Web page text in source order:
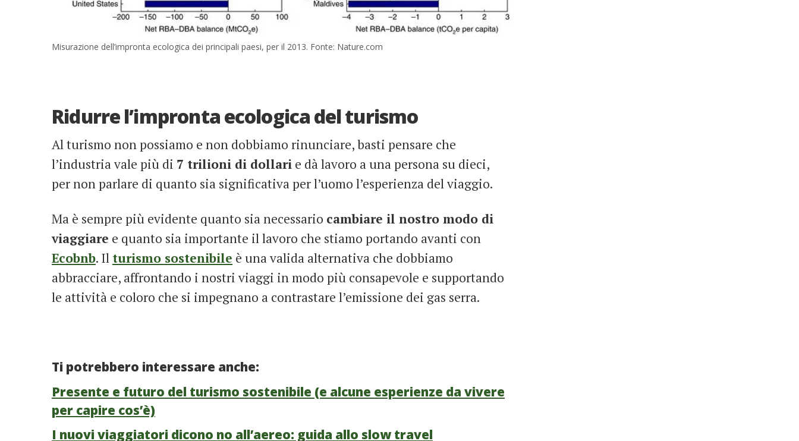
Misurazione dell’impronta ecologica dei principali paesi, per il 2013. Fonte: Nature.com
Ridurre l’impronta ecologica del turismo
Al turismo non possiamo e non dobbiamo rinunciare, basti pensare che
l’industria vale più di 7 trilioni di dollari e dà lavoro a una persona su dieci,
per non parlare di quanto sia significativa per l’uomo l’esperienza del viaggio.
Ma è sempre più evidente quanto sia necessario cambiare il nostro modo di
viaggiare e quanto sia importante il lavoro che stiamo portando avanti con
Ecobnb. Il turismo sostenibile è una valida alternativa che dobbiamo
abbracciare, affrontando i nostri viaggi in modo più consapevole e supportando
le attività e coloro che si impegnano a contrastare l’emissione dei gas serra.
Ti potrebbero interessare anche:
Presente e futuro del turismo sostenibile (e alcune esperienze da vivere
per capire cos’è)
I nuovi viaggiatori dicono no all’aereo: guida allo slow travel